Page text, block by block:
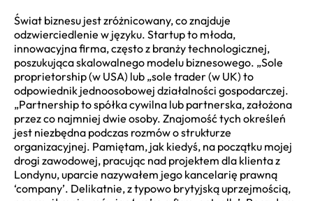
Świat biznesu jest zróżnicowany, co znajduje
odzwierciedlenie w języku. Startup to młoda,
innowacyjna firma, często z branży technologicznej,
poszukująca skalowalnego modelu biznesowego. „Sole
proprietorship (w USA) lub „sole trader (w UK) to
odpowiednik jednoosobowej działalności gospodarczej.
„Partnership to spółka cywilna lub partnerska, założona
przez co najmniej dwie osoby. Znajomość tych określeń
jest niezbędna podczas rozmów o strukturze
organizacyjnej. Pamiętam, jak kiedyś, na początku mojej
drogi zawodowej, pracując nad projektem dla klienta z
Londynu, uparcie nazywałem jego kancelarię prawną
‘company’. Delikatnie, z typowo brytyjską uprzejmością,